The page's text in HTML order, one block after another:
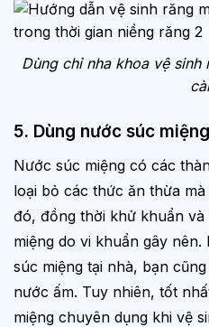
Dùng chỉ nha khoa vệ
5. Dùng nước súc
Nước súc miệng có các
loại bỏ các thức ăn thừa
đó, đồng thời khử khuẩn
miệng do vi khuẩn gây
súc miệng tại nhà, bạn
nước ấm. Tuy nhiên, tốt
miệng chuyên dụng khi vệ